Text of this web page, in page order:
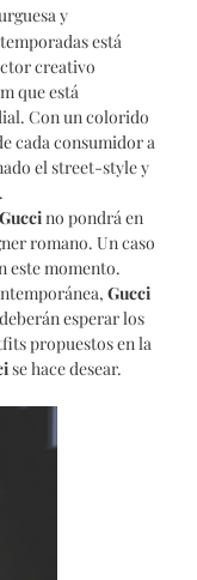
y
está
creativo
que está
Con un colorido
cada consumidor a
el street-style y
Guccino pondrá en
romano. Un caso
este momento.
Gucci
esperar los
propuestos en la
se hace desear.